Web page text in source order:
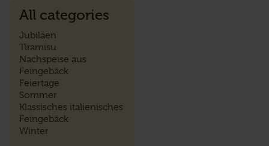
All categories
Jubiläen
Tiramisu
Nachspeise aus
Feingebäck
Feiertage
Sommer
Klassisches italienisches
Feingebäck
Winter